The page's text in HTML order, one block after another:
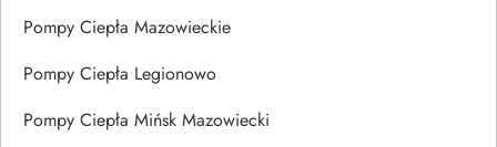
Pompy Ciepła Mazowieckie
Pompy Ciepła Legionowo
Pompy Ciepła Mińsk Mazowiecki